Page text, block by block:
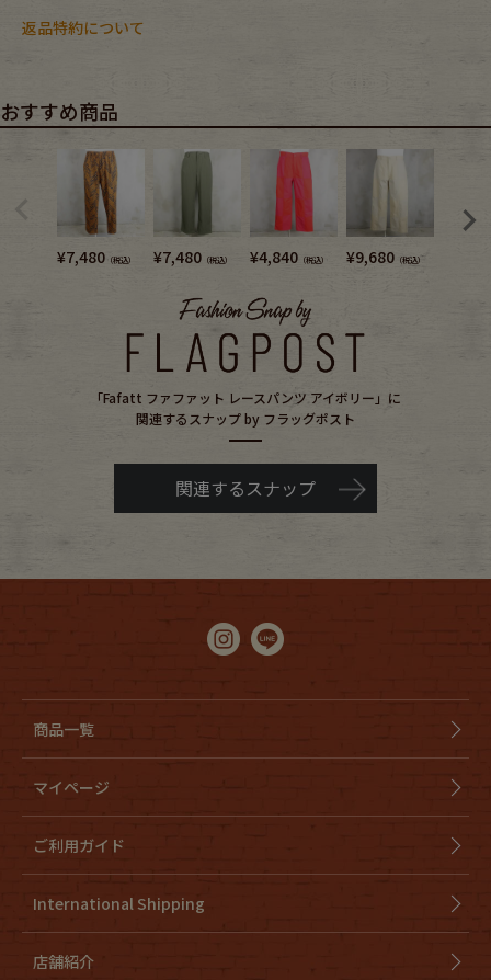
返品特約について
おすすめ商品
¥7,480 （税込） ¥7,480 （税込） ¥4,840 （税込） ¥9,680 （税込）
「Fafatt ファファット レースパンツ アイボリー」に
関連するスナップ by フラッグポスト
関連するスナップ
商品一覧
マイページ
ご利用ガイド
International Shipping
店舗紹介